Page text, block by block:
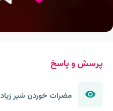
پرسش و پاسخ
مضرات خوردن شیر زیاد